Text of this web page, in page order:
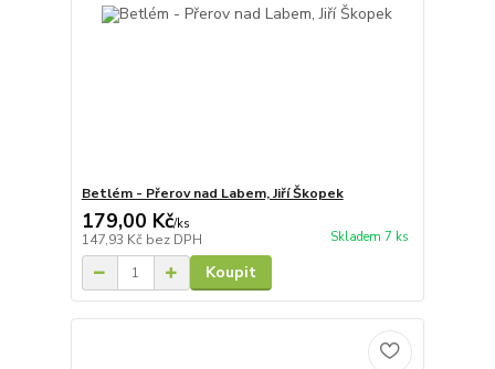
Betlém - Přerov nad Labem, Jiří Škopek
179,00 Kč/ks
147,93 Kč bez DPH Skladem 7 ks
Koupit